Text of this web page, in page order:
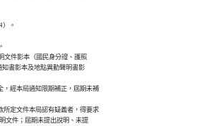
）。
明文件影本（國民身分證、護照
通知書影本及地點異動聲明書影
，經本局通知限期補正，屆期未補
所定文件本局認有疑義者，得要求
明文件；屆期未提出說明、未提